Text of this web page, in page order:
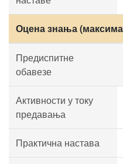
Оцена знања
Предиспитне
обавезе
Активности у току
предавања
Практична настава